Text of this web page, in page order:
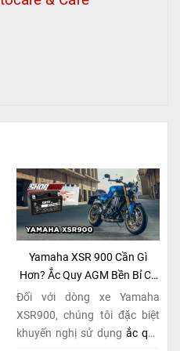
Yamaha XSR 900 Cần Gì
Hơn? Ắc Quy AGM Bền Bỉ Có
Tại Shop 299
Đối với dòng xe Yamaha
XSR900, chúng tôi đặc biệt
khuyến nghị sử dụng ắc quy